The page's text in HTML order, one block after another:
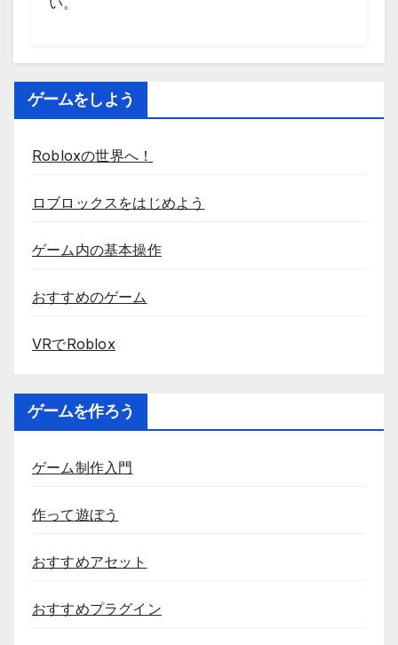
ゲームをしよう
Robloxの世界へ！
ロブロックスをはじめよう
ゲーム内の基本操作
おすすめのゲーム
VRでRoblox
ゲームを作ろう
ゲーム制作入門
作って遊ぼう
おすすめアセット
おすすめプラグイン